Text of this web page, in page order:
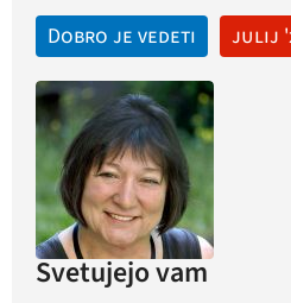
Dobro je vedeti julij
Svetujejo vam